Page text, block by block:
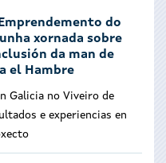
do
xornada sobre
da man de
el Hambre
Galicia no Viveiro de
e experiencias en